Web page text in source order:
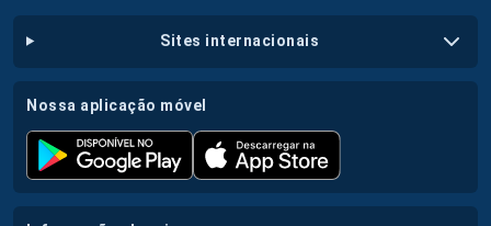
sites internacionais
nossa aplicação móvel